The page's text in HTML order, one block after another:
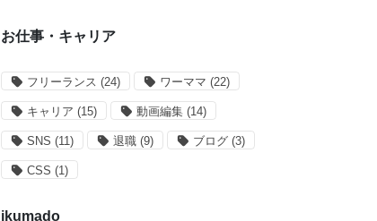
お仕事・キャリア
フリーランス (24) ワーママ (22)
キャリア (15) 動画編集 (14)
SNS (11) 退職 (9) ブログ (3)
CSS (1)
ikumado